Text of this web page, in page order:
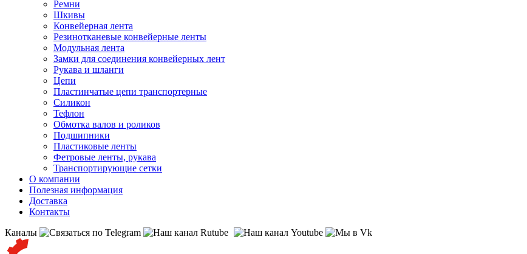
Ремни
Шкивы
Конвейерная лента
Резинотканевые конвейерные ленты
Модульная лента
Замки для соединения конвейерных лент
Рукава и шланги
Цепи
Пластинчатые цепи транспортерные
Силикон
Тефлон
Обмотка валов и роликов
Подшипники
Пластиковые ленты
Фетровые ленты, рукава
Транспортирующие сетки
О компании
Полезная информация
Доставка
Контакты
Каналы